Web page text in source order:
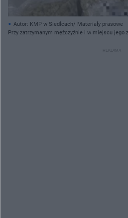
Autor: KMP w Siedlcach/ Materiały prasowe
Przy zatrzymanym mężczyźnie i w miejscu jego